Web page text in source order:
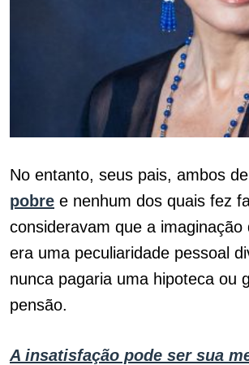
No entanto, seus pais, ambos de
pobre e nenhum dos quais fez
consideravam que a imaginação
era uma peculiaridade pessoal
nunca pagaria uma hipoteca ou
pensão.
A insatisfação pode ser sua